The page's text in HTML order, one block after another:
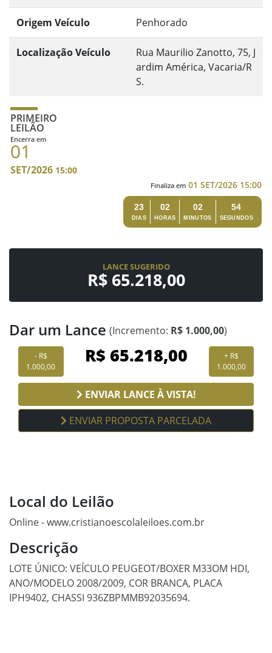
Origem Veículo Penhorado
Localização Veículo
Rua Maurilio Zanotto, 75, J
ardim América, Vacaria/R
S.
PRIMEIRO
LEILÃO
Encerra em
01
SET/2026 15:00
Finaliza em 01 SET/2026 15:00
23
DIAS
02
HORAS
02
MINUTOS
54
SEGUNDOS
LANCE SUGERIDO
R$ 65.218,00
Dar um Lance (Incremento: R$ 1.000,00)
- R$
1.000,00
+ R$
1.000,00
ENVIAR LANCE À VISTA!
ENVIAR PROPOSTA PARCELADA
Local do Leilão
Online - www.cristianoescolaleiloes.com.br
Descrição
LOTE ÚNICO: VEÍCULO PEUGEOT/BOXER M33OM HDI,
ANO/MODELO 2008/2009, COR BRANCA, PLACA
IPH9402, CHASSI 936ZBPMMB92035694.